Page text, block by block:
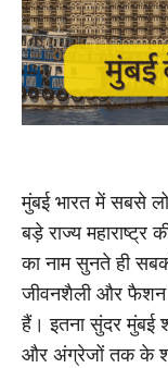
मुंबई भारत में सबसे
बड़े राज्य
का नाम सुनते ही
जीवनशैली और
हैं। इतना सुंदर मुंबई
और अंग्रेजों तक के